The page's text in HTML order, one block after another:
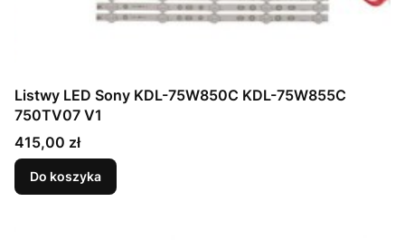
Listwy LED Sony KDL-75W850C KDL-75W855C
750TV07 V1
Cena
415,00 zł
Do koszyka